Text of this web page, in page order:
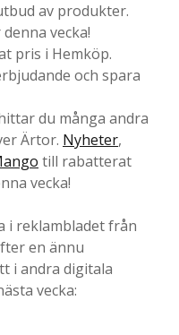
av produkter.
vecka!
pris i Hemköp.
och spara
du många andra
Ärtor. Nyheter,
till rabatterat
vecka!
i reklambladet från
en ännu
i andra digitala
vecka: